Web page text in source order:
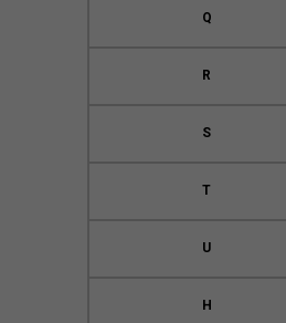
Q
R
S
T
U
H